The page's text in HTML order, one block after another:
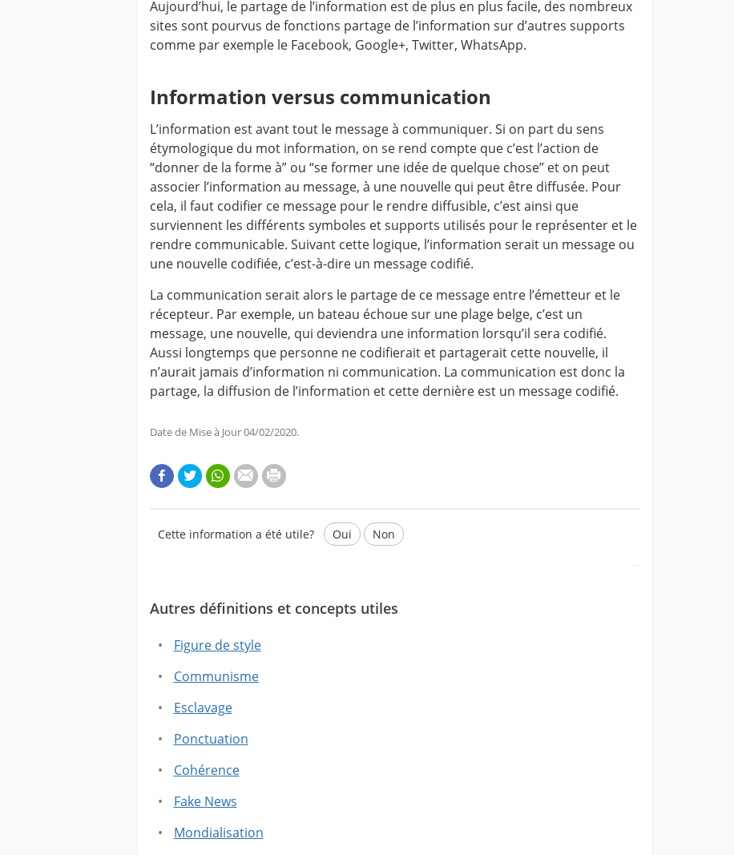
Aujourd’hui, le partage de l’information est de plus en plus facile, des nombreux
sites sont pourvus de fonctions partage de l’information sur d’autres supports
comme par exemple le Facebook, Google+, Twitter, WhatsApp.
Information versus communication
L’information est avant tout le message à communiquer. Si on part du sens
étymologique du mot information, on se rend compte que c’est l’action de
“donner de la forme à” ou “se former une idée de quelque chose” et on peut
associer l’information au message, à une nouvelle qui peut être diffusée. Pour
cela, il faut codifier ce message pour le rendre diffusible, c’est ainsi que
surviennent les différents symboles et supports utilisés pour le représenter et le
rendre communicable. Suivant cette logique, l’information serait un message ou
une nouvelle codifiée, c’est-à-dire un message codifié.
La communication serait alors le partage de ce message entre l’émetteur et le
récepteur. Par exemple, un bateau échoue sur une plage belge, c’est un
message, une nouvelle, qui deviendra une information lorsqu’il sera codifié.
Aussi longtemps que personne ne codifierait et partagerait cette nouvelle, il
n’aurait jamais d’information ni communication. La communication est donc la
partage, la diffusion de l’information et cette dernière est un message codifié.
Date de Mise à Jour 04/02/2020.
Cette information a été utile? Oui Non
Ce texte contient des informations erronées.
Ce texte ne contient pas les informations que vous cherchez.
Autres définitions et concepts utiles
Figure de style
Communisme
Esclavage
Ponctuation
Cohérence
Fake News
Mondialisation